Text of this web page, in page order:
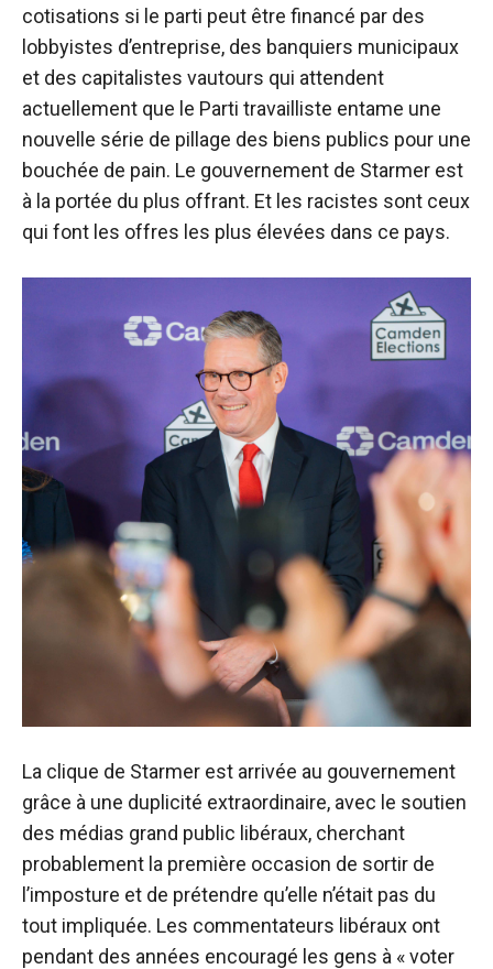
cotisations si le parti peut être financé par des
lobbyistes d’entreprise, des banquiers municipaux
et des capitalistes vautours qui attendent
actuellement que le Parti travailliste entame une
nouvelle série de pillage des biens publics pour une
bouchée de pain. Le gouvernement de Starmer est
à la portée du plus offrant. Et les racistes sont ceux
qui font les offres les plus élevées dans ce pays.
La clique de Starmer est arrivée au gouvernement
grâce à une duplicité extraordinaire, avec le soutien
des médias grand public libéraux, cherchant
probablement la première occasion de sortir de
l’imposture et de prétendre qu’elle n’était pas du
tout impliquée. Les commentateurs libéraux ont
pendant des années encouragé les gens à « voter